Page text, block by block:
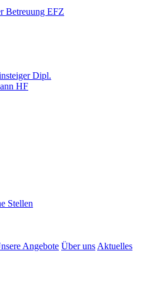
Betreuung EFZ
Dipl.
HF
Stellen
Angebote Über unsAktuelles